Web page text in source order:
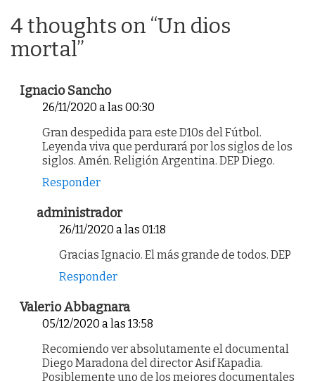
4 thoughts on “Un dios
mortal”
Ignacio Sancho
26/11/2020 a las 00:30
Gran despedida para este D10s del Fútbol.
Leyenda viva que perdurará por los siglos de los
siglos. Amén. Religión Argentina. DEP Diego.
Responder
administrador
26/11/2020 a las 01:18
Gracias Ignacio. El más grande de todos. DEP
Responder
Valerio Abbagnara
05/12/2020 a las 13:58
Recomiendo ver absolutamente el documental
Diego Maradona del director Asif Kapadia.
Posiblemente uno de los mejores documentales